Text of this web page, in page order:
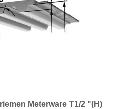
Meterware T1/2 "(H)